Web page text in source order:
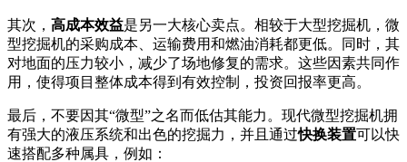
其次， 高成本效益是另一大核心卖点。相较于大型挖掘机，微
型挖掘机的采购成本、运输费用和燃油消耗都更低。同时，其
对地面的压力较小，减少了场地修复的需求。这些因素共同作
用，使得项目整体成本得到有效控制，投资回报率更高。
最后，不要因其“微型”之名而低估其能力。现代微型挖掘机拥
有强大的液压系统和出色的挖掘力，并且通过快换装置可以快
速搭配多种属具，例如：